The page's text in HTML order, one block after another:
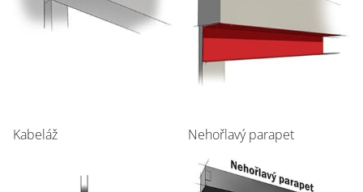
Kabeláž Nehořlavý parapet